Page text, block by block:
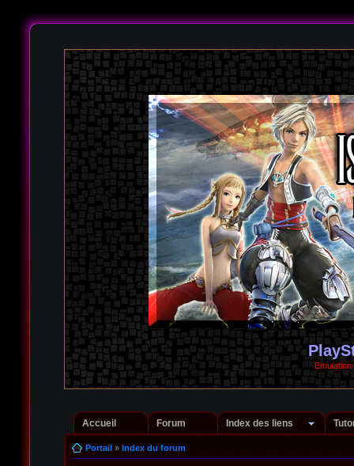
Accueil Forum Index des liens
Portail» Index du forum